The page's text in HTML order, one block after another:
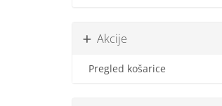
Akcije
Pregled košarice